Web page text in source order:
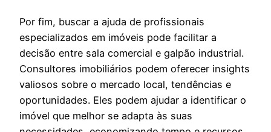
Por fim, buscar a ajuda de profissionais
especializados em imóveis pode facilitar a
decisão entre sala comercial e galpão industrial.
Consultores imobiliários podem oferecer insights
valiosos sobre o mercado local, tendências e
oportunidades. Eles podem ajudar a identificar o
imóvel que melhor se adapta às suas